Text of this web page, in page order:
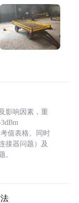
影响因素，重
值表格。同时
接器问题）及
。